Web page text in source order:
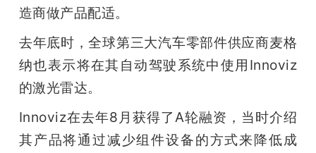
造商做产品配适。
去年底时，全球第三大汽车零部件供应商麦格
纳也表示将在其自动驾驶系统中使用Innoviz
的激光雷达。
Innoviz在去年8月获得了A轮融资，当时介绍
其产品将通过减少组件设备的方式来降低成